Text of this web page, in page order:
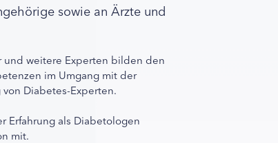
sowie an Ärzte und
weitere Experten bilden den
im Umgang mit der
Diabetes-Experten.
Erfahrung als Diabetologen
mit.